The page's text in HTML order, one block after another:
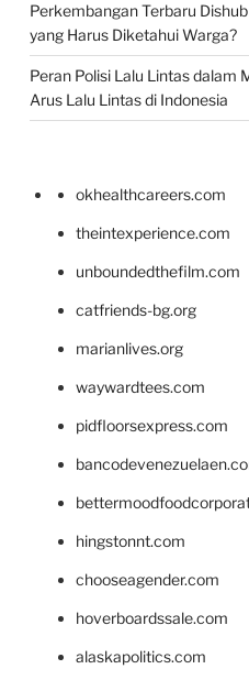
Perkembangan Terbaru
yang Harus Diketahui Warga?
Peran Polisi Lalu Lintas dalam
Arus Lalu Lintas di Indonesia
okhealthcareers.com
theintexperience.com
unboundedthefilm.com
catfriends-bg.org
marianlives.org
waywardtees.com
pidfloorsexpress.com
hingstonnt.com
chooseagender.com
hoverboardssale.com
alaskapolitics.com